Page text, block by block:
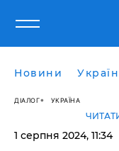
Новини
ДІАЛОГ УКРАЇНА
1 серпня 2024, 11:34